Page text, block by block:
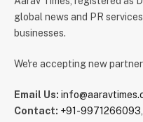
global news and PR
businesses.
We're accepting new
Email Us:
Contact: +91-9971266093